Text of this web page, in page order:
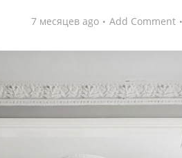
7 месяцев ago Add Comment